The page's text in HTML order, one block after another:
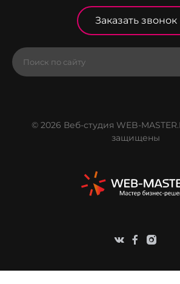
Заказать звонок
© 2026 Веб-студия WEB-
защищены